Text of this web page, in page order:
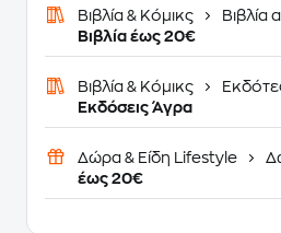
Βιβλία & Κόμικς
Βιβλία
Βιβλία έως 20€
Βιβλία & Κόμικς
Eκδόσεις Άγρα
Δώρα & Είδη Lifestyle
έως 20€